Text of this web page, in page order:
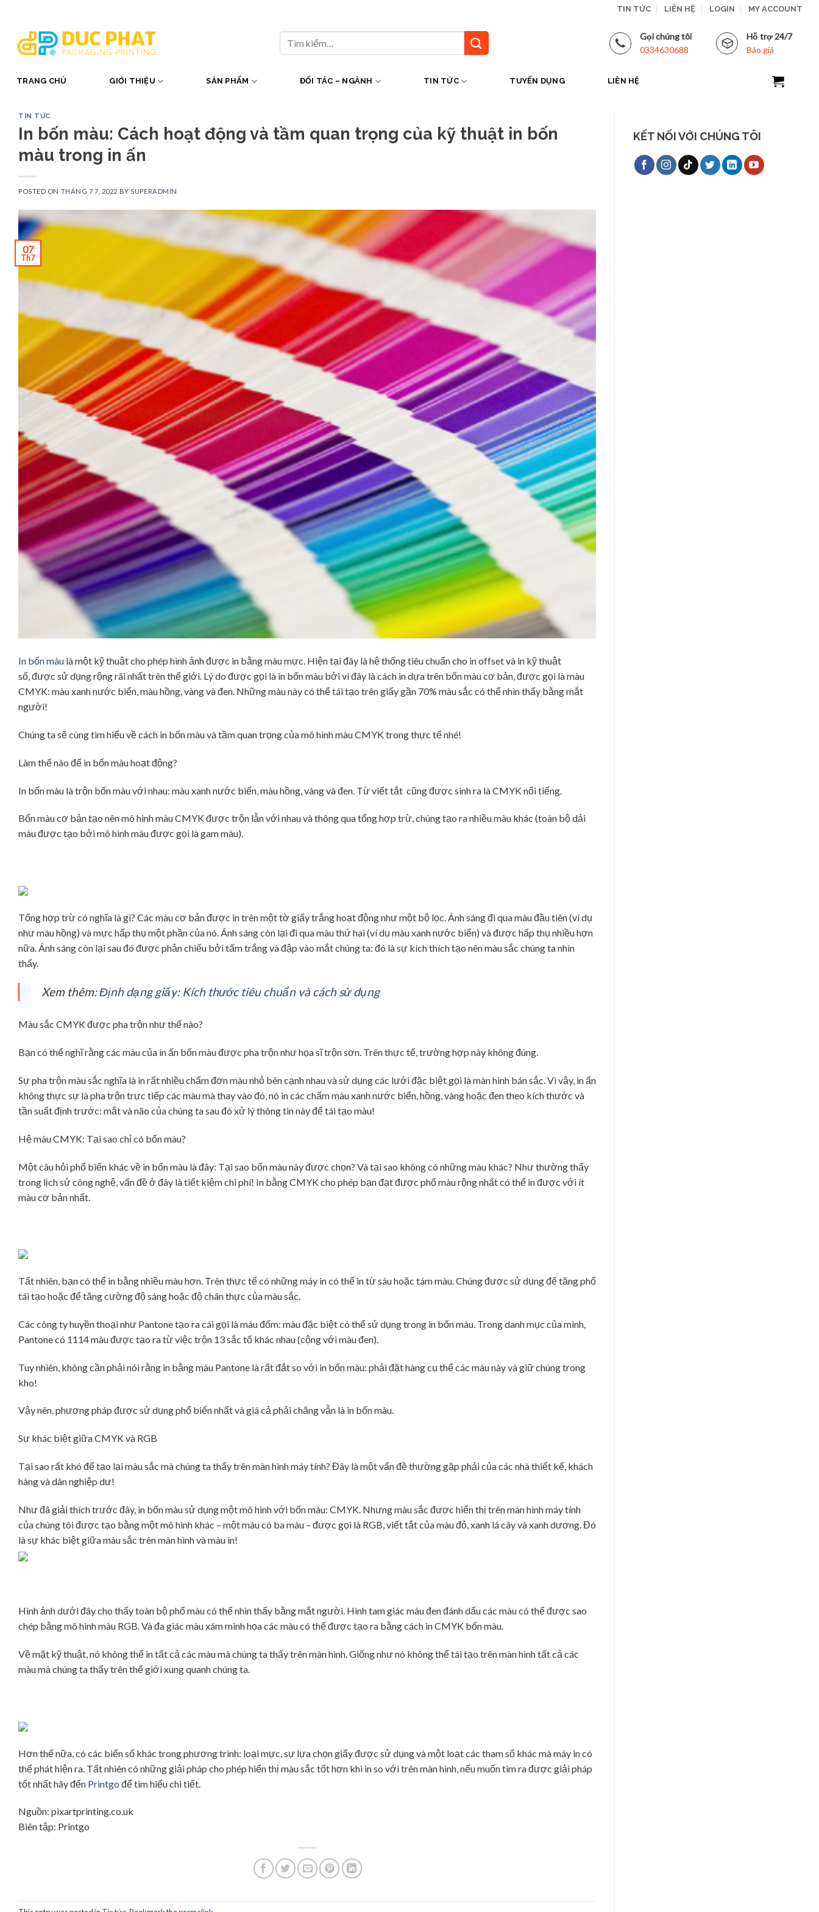
content
TIN TỨC LIÊN HỆ LOGIN MY ACCOUNT
kiếm:
Gọi chúng tôi
0334630688
Hỗ trợ 24/7
Báo giá
TRANG CHỦ GIỚI THIỆU SẢN PHẨM ĐỐI TÁC – NGÀNH TIN TỨC TUYỂN DỤNG LIÊN HỆ
TIN TỨC
In bốn màu: Cách hoạt động và tầm quan trọng của kỹ thuật in bốn
màu trong in ấn
POSTED ON THÁNG 7 7, 2022 BY SUPERADMIN
07
Th7
In bốn màu là một kỹ thuật cho phép hình ảnh được in bằng màu mực. Hiện tại đây là hệ thống tiêu chuẩn cho in offset và in kỹ thuật
số, được sử dụng rộng rãi nhất trên thế giới. Lý do được gọi là in bốn màu bởi vì đây là cách in dựa trên bốn màu cơ bản, được gọi là màu
CMYK: màu xanh nước biển, màu hồng, vàng và đen. Những màu này có thể tái tạo trên giấy gần 70% màu sắc có thể nhìn thấy bằng mắt
người!
Chúng ta sẽ cùng tìm hiểu về cách in bốn màu và tầm quan trọng của mô hình màu CMYK trong thực tế nhé!
Làm thế nào để in bốn màu hoạt động?
In bốn màu là trộn bốn màu với nhau: màu xanh nước biển, màu hồng, vàng và đen. Từ viết tắt cũng được sinh ra là CMYK nổi tiếng.
Bốn màu cơ bản tạo nên mô hình màu CMYK được trộn lẫn với nhau và thông qua tổng hợp trừ, chúng tạo ra nhiều màu khác (toàn bộ dải
màu được tạo bởi mô hình màu được gọi là gam màu).
Tổng hợp trừ có nghĩa là gì? Các màu cơ bản được in trên một tờ giấy trắng hoạt động như một bộ lọc. Ánh sáng đi qua màu đầu tiên (ví dụ
như màu hồng) và mực hấp thụ một phần của nó. Ánh sáng còn lại đi qua màu thứ hai (ví dụ màu xanh nước biển) và được hấp thụ nhiều hơn
nữa. Ánh sáng còn lại sau đó được phản chiếu bởi tấm trắng và đập vào mắt chúng ta: đó là sự kích thích tạo nên màu sắc chúng ta nhìn
thấy.
Xem thêm:Định dạng giấy: Kích thước tiêu chuẩn và cách sử dụng
Màu sắc CMYK được pha trộn như thế nào?
Bạn có thể nghĩ rằng các màu của in ấn bốn màu được pha trộn như họa sĩ trộn sơn. Trên thực tế, trường hợp này không đúng.
Sự pha trộn màu sắc nghĩa là in rất nhiều chấm đơn màu nhỏ bên cạnh nhau và sử dụng các lưới đặc biệt gọi là màn hình bán sắc. Vì vậy, in ấn
không thực sự là pha trộn trực tiếp các màu mà thay vào đó, nó in các chấm màu xanh nước biển, hồng, vàng hoặc đen theo kích thước và
tần suất định trước: mắt và não của chúng ta sau đó xử lý thông tin này để tái tạo màu!
Hệ màu CMYK: Tại sao chỉ có bốn màu?
Một câu hỏi phổ biến khác về in bốn màu là đây: Tại sao bốn màu này được chọn? Và tại sao không có những màu khác? Như thường thấy
trong lịch sử công nghệ, vấn đề ở đây là tiết kiệm chi phí! In bằng CMYK cho phép bạn đạt được phổ màu rộng nhất có thể in được với ít
màu cơ bản nhất.
Tất nhiên, bạn có thể in bằng nhiều màu hơn. Trên thực tế có những máy in có thể in từ sáu hoặc tám màu. Chúng được sử dụng để tăng phổ
tái tạo hoặc để tăng cường độ sáng hoặc độ chân thực của màu sắc.
Các công ty huyền thoại như Pantone tạo ra cái gọi là màu đốm: màu đặc biệt có thể sử dụng trong in bốn màu. Trong danh mục của mình,
Pantone có 1114 màu được tạo ra từ việc trộn 13 sắc tố khác nhau (cộng với màu đen).
Tuy nhiên, không cần phải nói rằng in bằng màu Pantone là rất đắt so với in bốn màu: phải đặt hàng cụ thể các màu này và giữ chúng trong
kho!
Vậy nên, phương pháp được sử dụng phổ biến nhất và giá cả phải chăng vẫn là in bốn màu.
Sự khác biệt giữa CMYK và RGB
Tại sao rất khó để tạo lại màu sắc mà chúng ta thấy trên màn hình máy tính? Đây là một vấn đề thường gặp phải của các nhà thiết kế, khách
hàng và dân nghiệp dư!
Như đã giải thích trước đây, in bốn màu sử dụng một mô hình với bốn màu: CMYK. Nhưng màu sắc được hiển thị trên màn hình máy tính
của chúng tôi được tạo bằng một mô hình khác – một màu có ba màu – được gọi là RGB, viết tắt của màu đỏ, xanh lá cây và xanh dương. Đó
là sự khác biệt giữa màu sắc trên màn hình và màu in!
Hình ảnh dưới đây cho thấy toàn bộ phổ màu có thể nhìn thấy bằng mắt người. Hình tam giác màu đen đánh dấu các màu có thể được sao
chép bằng mô hình màu RGB. Và đa giác màu xám minh họa các màu có thể được tạo ra bằng cách in CMYK bốn màu.
Về mặt kỹ thuật, nó không thể in tất cả các màu mà chúng ta thấy trên màn hình. Giống như nó không thể tái tạo trên màn hình tất cả các
màu mà chúng ta thấy trên thế giới xung quanh chúng ta.
Hơn thế nữa, có các biến số khác trong phương trình: loại mực, sự lựa chọn giấy được sử dụng và một loạt các tham số khác mà máy in có
thể phát hiện ra. Tất nhiên có những giải pháp cho phép hiển thị màu sắc tốt hơn khi in so với trên màn hình, nếu muốn tìm ra được giải pháp
tốt nhất hãy đến Printgo để tìm hiểu chi tiết.
Nguồn: pixartprinting.co.uk
Biên tập: Printgo
KẾT NỐI VỚI CHÚNG TÔI